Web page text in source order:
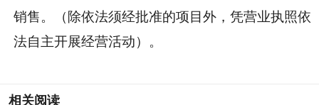
销售。（除依法须经批准的项目外，凭营业执照依
法自主开展经营活动）。
相关阅读